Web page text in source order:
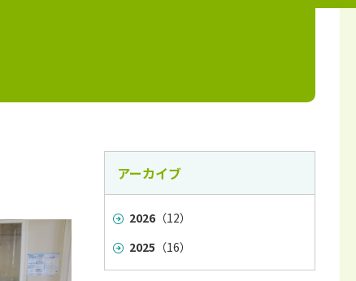
アーカイブ
2026 （12）
2025 （16）